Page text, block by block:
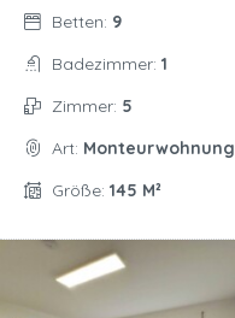
Betten: 9
Badezimmer: 1
Zimmer: 5
Art: Monteurwohnung
Größe: 145 M²